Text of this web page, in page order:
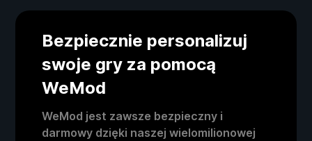
Bezpiecznie personalizuj
swoje gry za pomocą
WeMod
WeMod jest zawsze bezpieczny i
darmowy dzięki naszej wielomilionowej